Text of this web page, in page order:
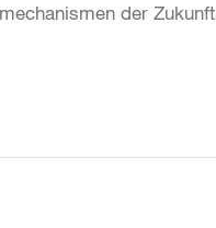
der Zukunft